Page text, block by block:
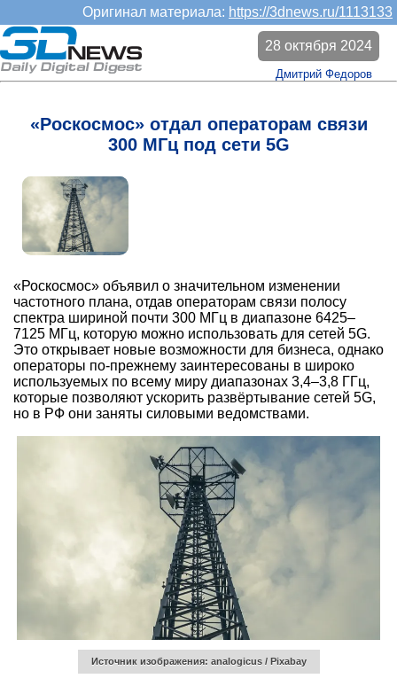
Оригинал материала: https://3dnews.ru/1113133
«Роскосмос» отдал операторам связи
300 МГц под сети 5G
28 октября 2024
Дмитрий Федоров
«Роскосмос» объявил о значительном изменении
частотного плана, отдав операторам связи полосу
спектра шириной почти 300 МГц в диапазоне 6425–
7125 МГц, которую можно использовать для сетей 5G.
Это открывает новые возможности для бизнеса, однако
операторы по-прежнему заинтересованы в широко
используемых по всему миру диапазонах 3,4–3,8 ГГц,
которые позволяют ускорить развёртывание сетей 5G,
но в РФ они заняты силовыми ведомствами.
Источник изображения: analogicus / Pixabay